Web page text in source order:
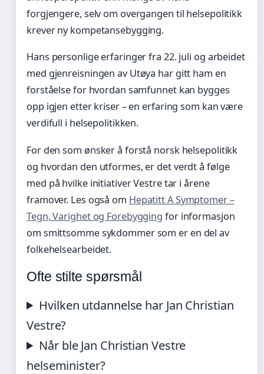
forgjengere, selv om overgangen til helsepolitikk
krever ny kompetansebygging.
Hans personlige erfaringer fra 22. juli og arbeidet
med gjenreisningen av Utøya har gitt ham en
forståelse for hvordan samfunnet kan bygges
opp igjen etter kriser – en erfaring som kan være
verdifull i helsepolitikken.
For den som ønsker å forstå norsk helsepolitikk
og hvordan den utformes, er det verdt å følge
med på hvilke initiativer Vestre tar i årene
framover. Les også om Hepatitt A Symptomer –
Tegn, Varighet og Forebygging for informasjon
om smittsomme sykdommer som er en del av
folkehelsearbeidet.
Ofte stilte spørsmål
Hvilken utdannelse har Jan Christian
Vestre?
Når ble Jan Christian Vestre
helseminister?